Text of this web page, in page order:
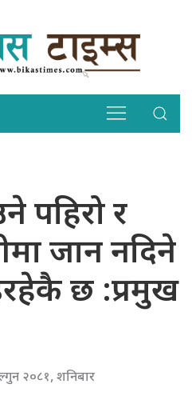
पहिरो र
जान नदिने
छ :प्रमुख
२०८१, शनिबार